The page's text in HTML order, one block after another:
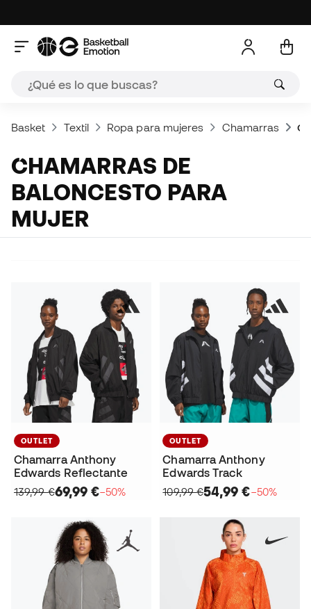
Basket Textil Ropa para mujeres Chamarras
CHAMARRAS DE
BALONCESTO PARA
MUJER
OUTLET
Chamarra Anthony
Edwards Reflectante
139,99 €69,99 €−50%
OUTLET
Chamarra Anthony
Edwards Track
109,99 €54,99 €−50%